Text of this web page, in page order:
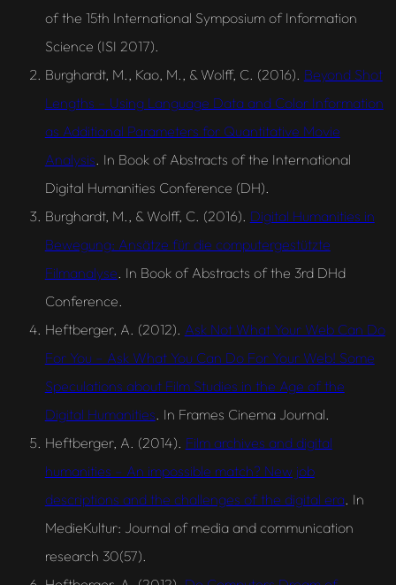
of the 15th International Symposium of Information
Science (ISI 2017).
Burghardt, M., Kao, M., & Wolff, C. (2016). Beyond Shot
Lengths – Using Language Data and Color Information
as Additional Parameters for Quantitative Movie
Analysis. In Book of Abstracts of the International
Digital Humanities Conference (DH).
Burghardt, M., & Wolff, C. (2016). Digital Humanities in
Bewegung: Ansätze für die computergestützte
Filmanalyse. In Book of Abstracts of the 3rd DHd
Conference.
Heftberger, A. (2012). Ask Not What Your Web Can Do
For You – Ask What You Can Do For Your Web! Some
Speculations about Film Studies in the Age of the
Digital Humanities. In Frames Cinema Journal.
Heftberger, A. (2014). Film archives and digital
humanities – An impossible match? New job
descriptions and the challenges of the digital era. In
MedieKultur: Journal of media and communication
research 30(57).